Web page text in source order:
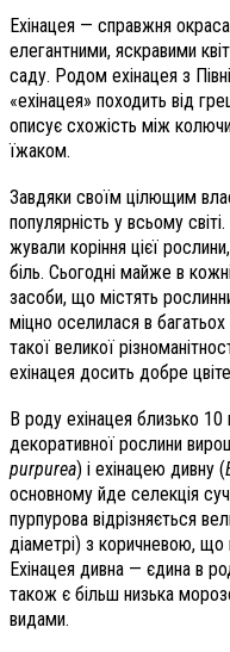
Ехінацея — справжня
елегантними, яскравими
саду. Родом ехінацея з
«ехінацея» походить від
описує схожість між
їжаком.
Завдяки своїм цілющим
популярність у всьому
жували коріння цієї
біль. Сьогодні майже в
засоби, що містять
міцно оселилася в
такої великої
ехінацея досить добре
В роду ехінацея близько 10
декоративної рослини
purpurea) і ехінацею дивну (
основному йде селекція
пурпурова відрізняється
діаметрі) з коричневою,
Ехінацея дивна — єдина в
також є більш низька
видами.